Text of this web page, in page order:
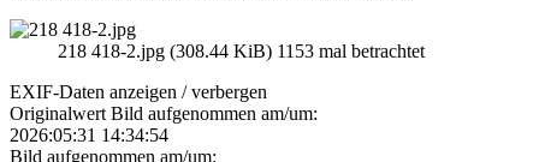
218 418-2.jpg (308.44 KiB) 1153 mal betrachtet
EXIF-Daten anzeigen / verbergen
Originalwert Bild aufgenommen am/um:
2026:05:31 14:34:54
Bild aufgenommen am/um: